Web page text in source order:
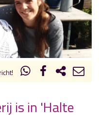
is in 'Halte